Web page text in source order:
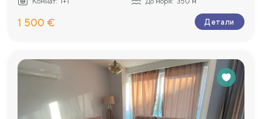
1 500 € Детали